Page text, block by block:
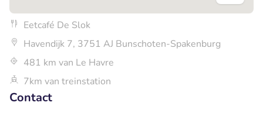
Eetcafé De Slok
Havendijk 7, 3751 AJ Bunschoten-Spakenburg
481 km van Le Havre
7km van treinstation
Contact